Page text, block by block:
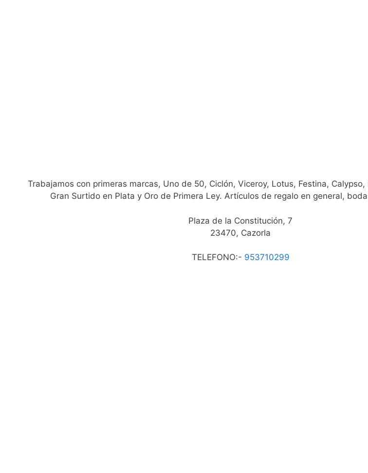
Trabajamos con primeras marcas, Uno de 50, Ciclón, Viceroy, Lotus, Festina,
Gran Surtido en Plata y Oro de Primera Ley. Artículos de regalo en general,
Plaza de la Constitución, 7
23470, Cazorla
TELEFONO:- 953710299